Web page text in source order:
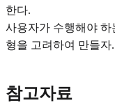
한다.
사용자가 수행해야
형을 고려하여 만들자.
참고자료